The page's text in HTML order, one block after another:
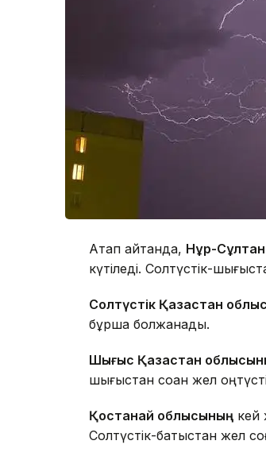
Атап айтқанда, Нұр-Сұлтан
күтіледі. Солтүстік-
Солтүстік Қазақстан
бұршақ болжанады.
Шығыс Қазақстан
шығыстан соққан жел
Қостанай облысының кей
Солтүстік-батыстан жел